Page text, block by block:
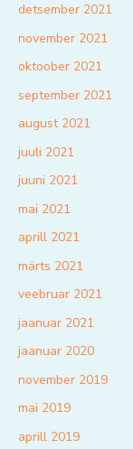
detsember 2021
november 2021
oktoober 2021
september 2021
august 2021
juuli 2021
juuni 2021
mai 2021
aprill 2021
märts 2021
veebruar 2021
jaanuar 2021
jaanuar 2020
november 2019
mai 2019
aprill 2019